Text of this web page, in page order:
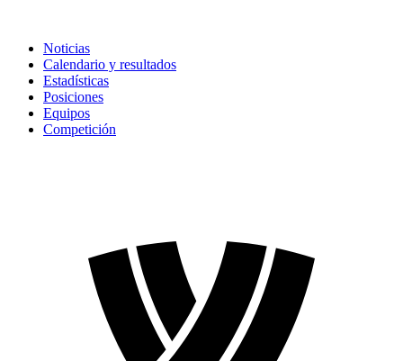
Noticias
Calendario y resultados
Estadísticas
Posiciones
Equipos
Competición